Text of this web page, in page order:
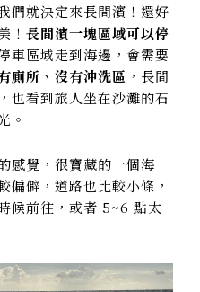
們就決定來長間濱！還好
！ 長間濱一塊區域可以停
車區域走到海邊，會需要
廁所、沒有沖洗區 ，長間
也看到旅人坐在沙灘的石
。
感覺，很寶藏的一個海
偏僻，道路也比較小條，
候前往，或者 5~6 點太